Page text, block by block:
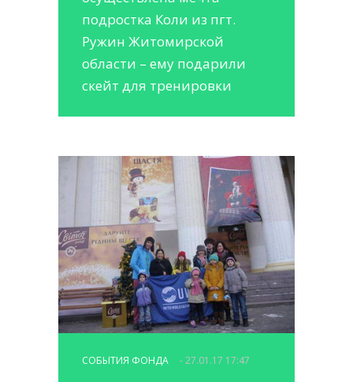
подростка Коли из пгт.
Ружин Житомирской
области – ему подарили
скейт для тренировки
СОБЫТИЯ ФОНДА - 27.01.17 17:47